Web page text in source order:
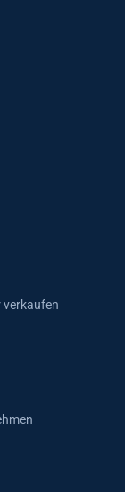
verkaufen